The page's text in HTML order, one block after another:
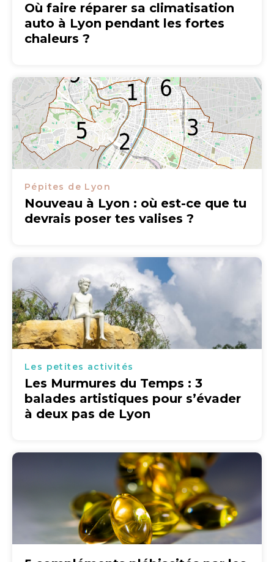
Où faire réparer sa climatisation
auto à Lyon pendant les fortes
chaleurs ?
Pépites de Lyon
Nouveau à Lyon : où est-ce que tu
devrais poser tes valises ?
Les petites activités
Les Murmures du Temps : 3
balades artistiques pour s’évader
à deux pas de Lyon